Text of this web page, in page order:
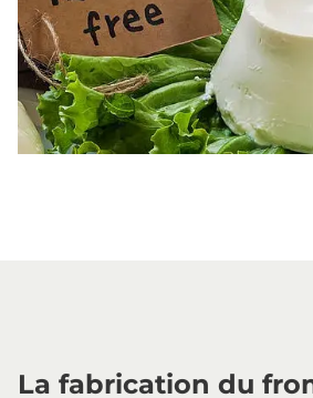
La fabrication du